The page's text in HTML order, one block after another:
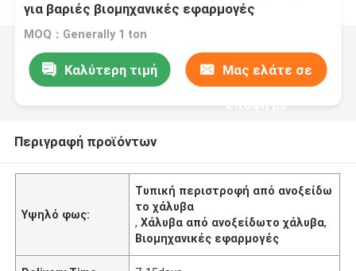
για βαριές βιομηχανικές εφαρμογές
MOQ：Generally 1 ton
Καλύτερη τιμή Μας ελάτε σε
επαφή με
Περιγραφή προϊόντων
Υψηλό φως:
Τυπική περιστροφή από ανοξείδω
το χάλυβα
,Χάλυβα από ανοξείδωτο χάλυβα,
Βιομηχανικές εφαρμογές